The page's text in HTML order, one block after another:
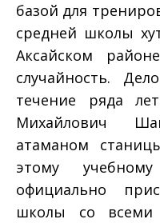
базой для
средней школы
Аксайском
случайность.
течение ряда
Михайлович
атаманом
этому
официально
школы со всеми